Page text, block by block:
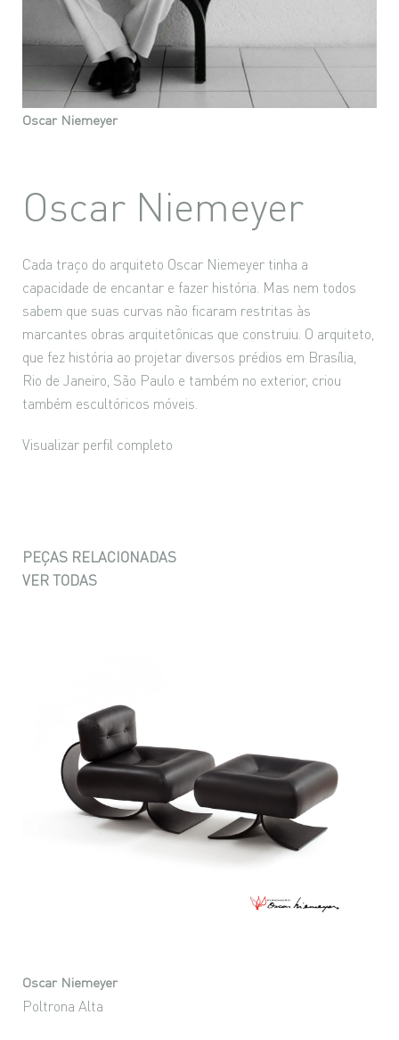
Oscar Niemeyer
Oscar Niemeyer
Cada traço do arquiteto Oscar Niemeyer tinha a
capacidade de encantar e fazer história. Mas nem todos
sabem que suas curvas não ficaram restritas às
marcantes obras arquitetônicas que construiu. O arquiteto,
que fez história ao projetar diversos prédios em Brasília,
Rio de Janeiro, São Paulo e também no exterior, criou
também escultóricos móveis.
Visualizar perfil completo
PEÇAS RELACIONADAS
VER TODAS
Oscar Niemeyer
Poltrona Alta